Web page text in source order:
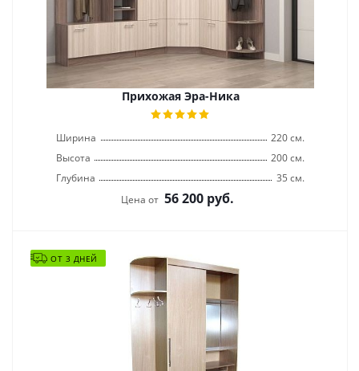
Прихожая Эра-Ника
Ширина
220 см.
Высота
200 см.
Глубина
35 см.
Цена от 56 200 руб.
ОТ 3 ДНЕЙ